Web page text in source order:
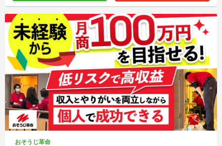
おそうじ革命